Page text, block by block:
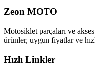
Zeon MOTO
Motosiklet parçaları ve
ürünler, uygun fiyatlar ve
Hızlı Linkler